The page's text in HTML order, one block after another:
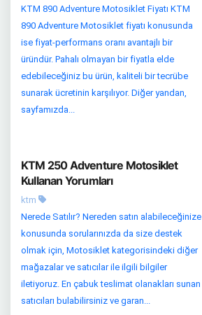
KTM 890 Adventure Motosiklet Fiyatı KTM
890 Adventure Motosiklet fiyatı konusunda
ise fiyat-performans oranı avantajlı bir
üründür. Pahalı olmayan bir fiyatla elde
edebileceğiniz bu ürün, kaliteli bir tecrübe
sunarak ücretinin karşılıyor. Diğer yandan,
sayfamızda...
KTM 250 Adventure Motosiklet
Kullanan Yorumları
ktm
Nerede Satılır? Nereden satın alabileceğinize
konusunda sorularınızda da size destek
olmak için, Motosiklet kategorisindeki diğer
mağazalar ve satıcılar ile ilgili bilgiler
iletiyoruz. En çabuk teslimat olanakları sunan
satıcıları bulabilirsiniz ve garan...